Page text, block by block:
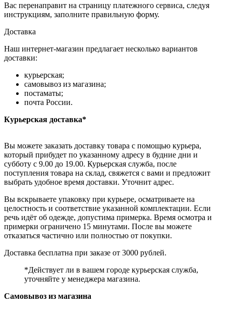
Вас перенаправит на страницу платежного сервиса, следуя
инструкциям, заполните правильную форму.
Доставка
Наш интернет-магазин предлагает несколько вариантов
доставки:
курьерская;
самовывоз из магазина;
постаматы;
почта России.
Курьерская доставка*
Вы можете заказать доставку товара с помощью курьера,
который прибудет по указанному адресу в будние дни и
субботу с 9.00 до 19.00. Курьерская служба, после
поступления товара на склад, свяжется с вами и предложит
выбрать удобное время доставки. Уточнит адрес.
Вы вскрываете упаковку при курьере, осматриваете на
целостность и соответствие указанной комплектации. Если
речь идёт об одежде, допустима примерка. Время осмотра и
примерки ограничено 15 минутами. После вы можете
отказаться частично или полностью от покупки.
Доставка бесплатна при заказе от 3000 рублей.
*Действует ли в вашем городе курьерская служба,
уточняйте у менеджера магазина.
Самовывоз из магазина